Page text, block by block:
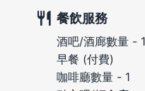
餐飲服務
酒吧/酒廊數量 - 1
早餐 (付費)
咖啡廳數量 - 1